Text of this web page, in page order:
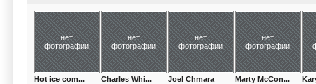
нет
фотографии
Hot ice com...
нет
фотографии
Charles Whi...
нет
фотографии
Joel Chmara
нет
фотографии
Marty McCon...